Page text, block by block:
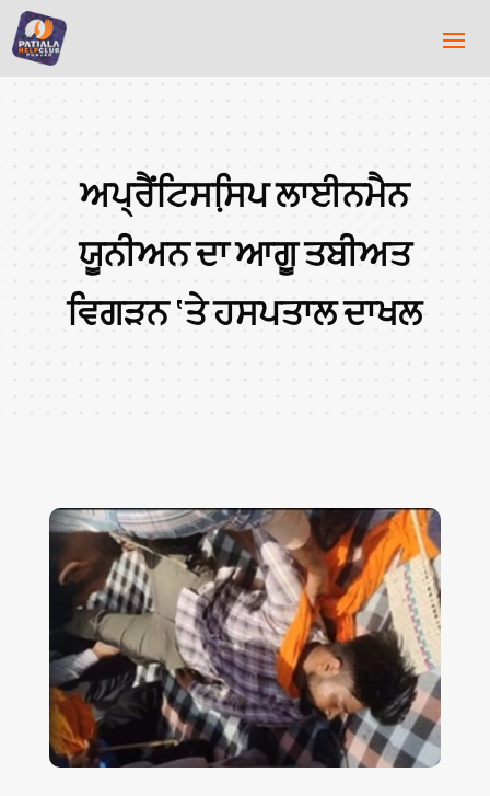
ਅਪ੍ਰੈਂਟਿਸਸਿ਼ਪ ਲਾਈਨਮੈਨ
ਯੂਨੀਅਨ ਦਾ ਆਗੂ ਤਬੀਅਤ
ਵਿਗੜਨ ‘ਤੇ ਹਸਪਤਾਲ ਦਾਖਲ